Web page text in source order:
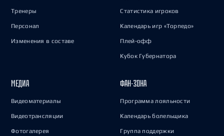
Тренеры
Персонал
Изменения в составе
Статистика игроков
Календарь игр «Торпедо»
Плей-офф
Кубок Губернатора
МЕДИА
Видеоматериалы
Видеотрансляции
Фотогалерея
ФАН-ЗОНА
Программа лояльности
Календарь болельщика
Группа поддержки